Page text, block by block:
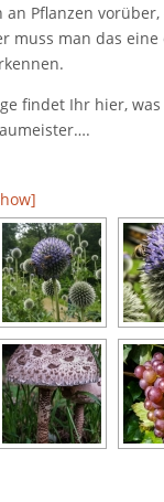
an Pflanzen
muss man das
findet Ihr hier,